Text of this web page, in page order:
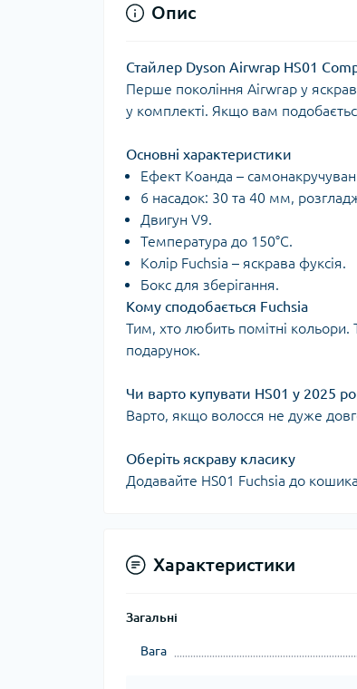
Опис
Стайлер Dyson Airwrap HS01
Перше покоління Airwrap у
у комплекті. Якщо вам
Основні характеристики
Ефект Коанда –
6 насадок: 30 та 40 мм,
Двигун V9.
Температура до 150°C.
Колір Fuchsia – яскрава фуксія.
Бокс для зберігання.
Кому сподобається Fuchsia
Тим, хто любить помітні
подарунок.
Чи варто купувати HS01 у 2025
Варто, якщо волосся не дуже
Оберіть яскраву класику
Додавайте HS01 Fuchsia до
Характеристики
Загальні
Вага